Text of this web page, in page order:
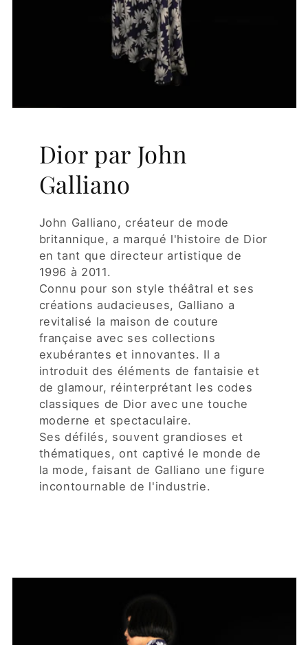
Dior par John
Galliano
John Galliano, créateur de mode
britannique, a marqué l'histoire de Dior
en tant que directeur artistique de
1996 à 2011.
Connu pour son style théâtral et ses
créations audacieuses, Galliano a
revitalisé la maison de couture
française avec ses collections
exubérantes et innovantes. Il a
introduit des éléments de fantaisie et
de glamour, réinterprétant les codes
classiques de Dior avec une touche
moderne et spectaculaire.
Ses défilés, souvent grandioses et
thématiques, ont captivé le monde de
la mode, faisant de Galliano une figure
incontournable de l'industrie.